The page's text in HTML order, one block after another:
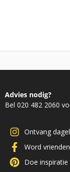
Advies nodig?
Bel 020 482 2060
Ontvang
Word
Doe